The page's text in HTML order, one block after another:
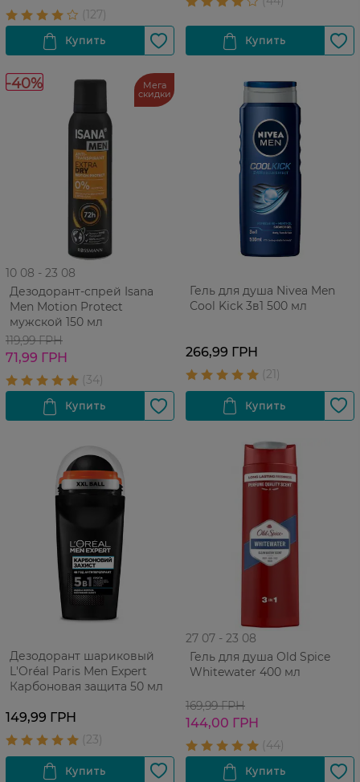
-40% Мега
скидки
10 08 - 23 08
Дезодорант-спрей Isana
Men Motion Protect
мужской 150 мл
119,99 ГРН
71,99 ГРН
Гель для душа Nivea Men
Сool Kick 3в1 500 мл
266,99 ГРН
Дезодорант шариковый
L'Oréal Paris Men Expert
Карбоновая защита 50 мл
149,99 ГРН
27 07 - 23 08
Гель для душа Old Spice
Whitewater 400 мл
169,99 ГРН
144,00 ГРН